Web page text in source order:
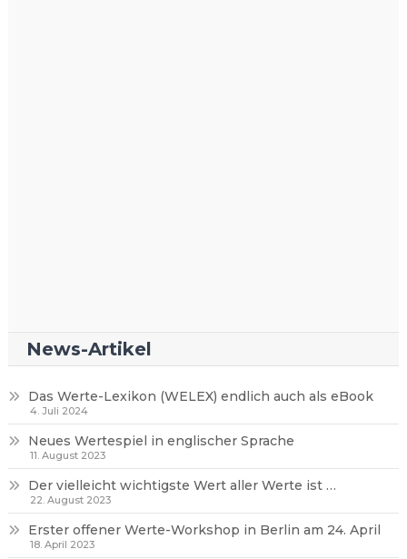
News-Artikel
Das Werte-Lexikon (WELEX) endlich auch als eBook
4. Juli 2024
Neues Wertespiel in englischer Sprache
11. August 2023
Der vielleicht wichtigste Wert aller Werte ist …
22. August 2023
Erster offener Werte-Workshop in Berlin am 24. April
18. April 2023